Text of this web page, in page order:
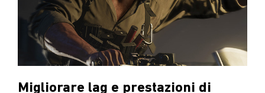
Migliorare lag e prestazioni di